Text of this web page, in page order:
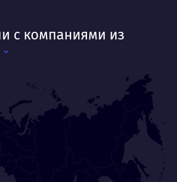
с компаниями из